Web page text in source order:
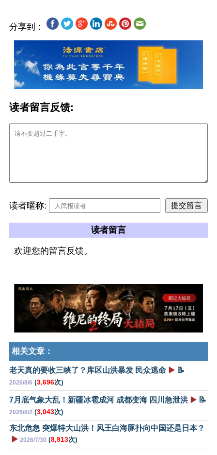
分享到：
读者留言反馈:
读者暱称:
读者留言
欢迎您的留言反馈。
相关文章：
老天真的要收三峡了？库区山洪暴发 民众逃命 ▶️ 📝
2026/8/6 (3,696次)
7月底气象大乱！新疆冰雹成河 成都变海 四川急泄洪 ▶️ 📝
2026/8/2 (3,043次)
东北危急 突爆特大山洪！风王白海豚扑向中国还是日本？
▶️ 2026/7/30 (8,913次)